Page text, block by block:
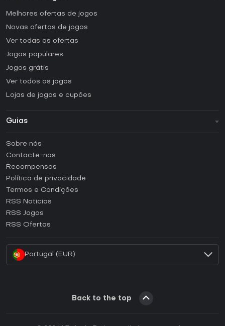
Melhores ofertas de jogos
Novas ofertas de jogos
Ver todas as ofertas
Jogos populares
Jogos grátis
Ver todos os jogos
Lojas de jogos e cupões
Guias
Como ativar uma CD Key Steam?
Como ativar uma CD Key Epic Games?
Como ativar uma CD Key GOG?
Como ativar uma CD Key Ubisoft Connect?
Sobre nós
Contacte-nos
Recompensas
Política de privacidade
Termos e Condições
RSS Noticias
RSS Jogos
RSS Ofertas
Portugal (EUR)
Back to the top